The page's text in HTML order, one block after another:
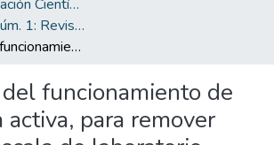
Revista de Iniciación Científica
2017, vol. 3, Núm. 1: Revista de Iniciación Científica
Evaluación del funcionamiento de una barrera activa, para remover nitratos a escala de laboratorio
funcionamiento de
activa, para remover